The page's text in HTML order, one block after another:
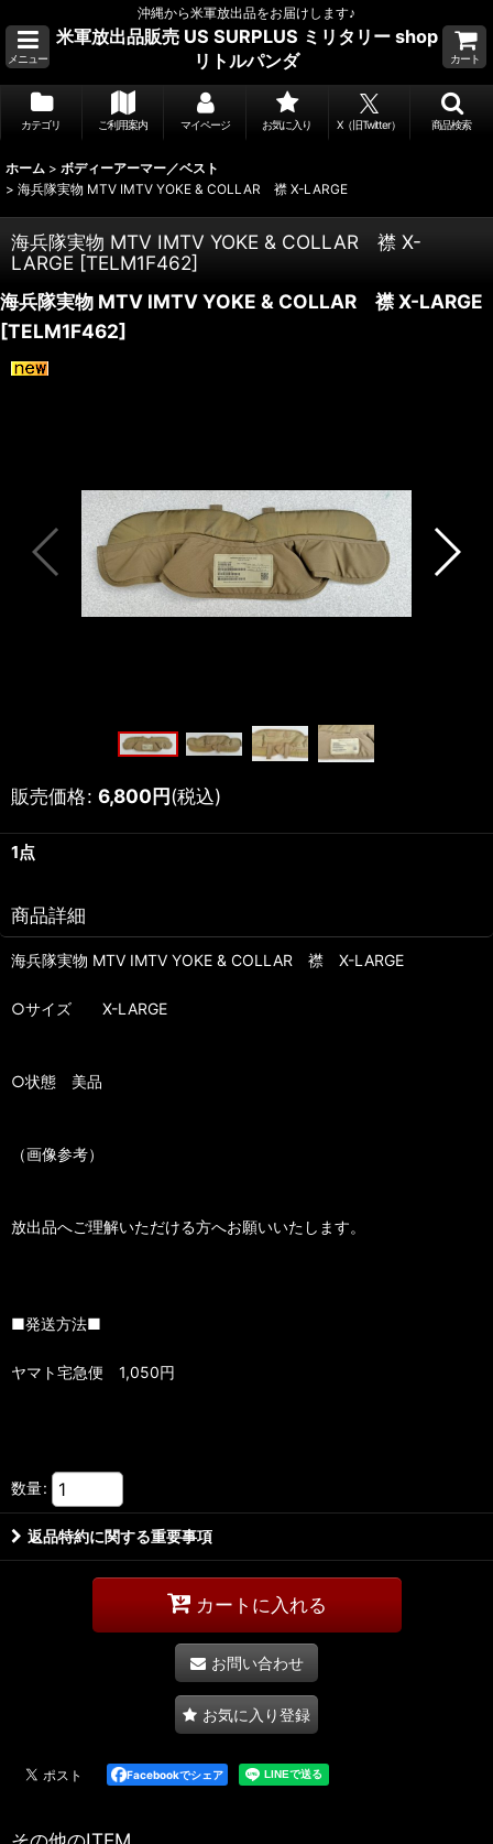
沖縄から米軍放出品をお届けします♪
メニュー
米軍放出品販売 US SURPLUS ミリタリー shop
リトルパンダ
カート
カテゴリ ご利用案内 マイページ お気に入り X（旧Twitter） 商品検索
ホーム > ボディーアーマー／ベスト
> 海兵隊実物 MTV IMTV YOKE & COLLAR 襟 X-LARGE
海兵隊実物 MTV IMTV YOKE & COLLAR 襟 X-
LARGE [TELM1F462]
海兵隊実物 MTV IMTV YOKE & COLLAR 襟 X-LARGE
[TELM1F462]
販売価格: 6,800円(税込)
1点
商品詳細
海兵隊実物 MTV IMTV YOKE & COLLAR 襟 X-LARGE
○サイズ X-LARGE
○状態 美品
（画像参考）
放出品へご理解いただける方へお願いいたします。
■発送方法■
ヤマト宅急便 1,050円
数量:
返品特約に関する重要事項
カートに入れる
お問い合わせ
お気に入り登録
Facebookでシェア